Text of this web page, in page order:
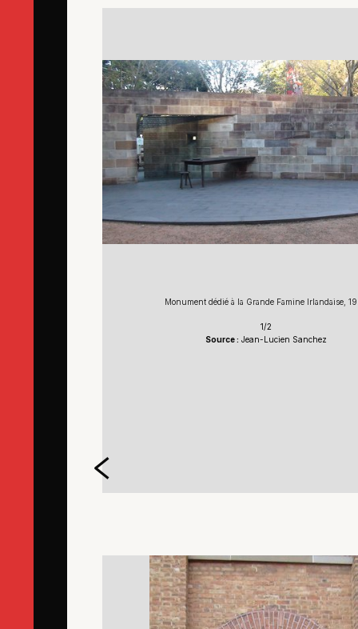
Monument dédié à la Grande Famine Irlandaise,
1/2
Source : Jean-Lucien Sanchez